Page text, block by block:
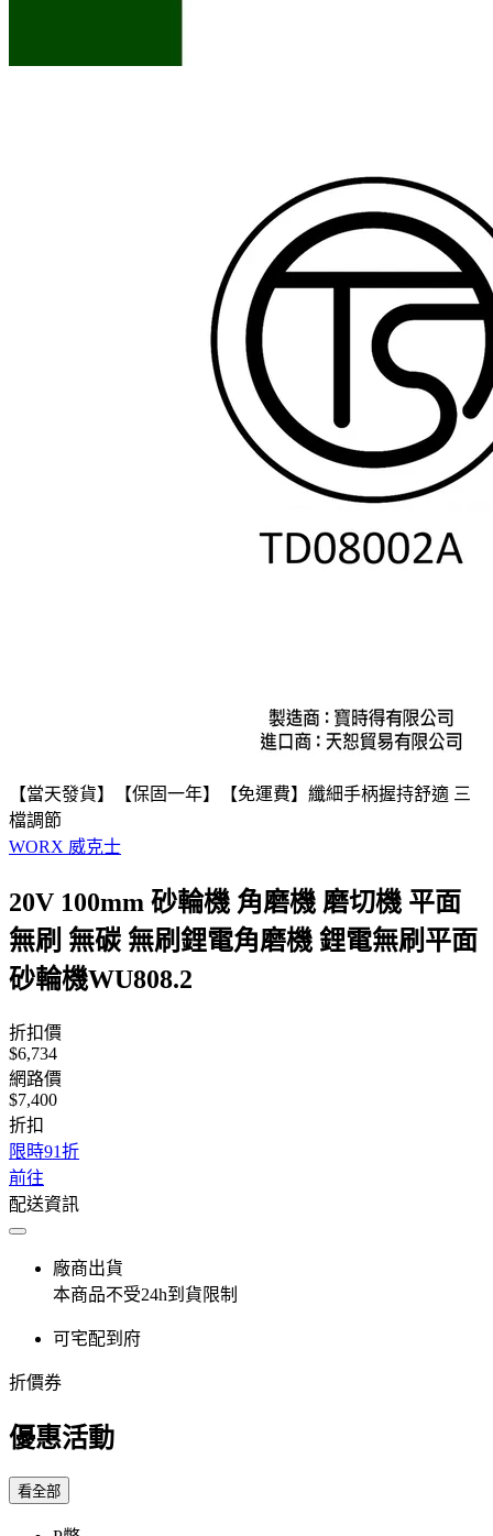
【當天發貨】【保固一年】【免運費】纖細手柄握持舒適 三
檔調節
WORX 威克士
20V 100mm 砂輪機 角磨機 磨切機 平面
無刷 無碳 無刷鋰電角磨機 鋰電無刷平面
砂輪機WU808.2
折扣價
$6,734
網路價
$7,400
折扣
限時91折
前往
配送資訊
廠商出貨
本商品不受24h到貨限制
可宅配到府
折價券
優惠活動
看全部